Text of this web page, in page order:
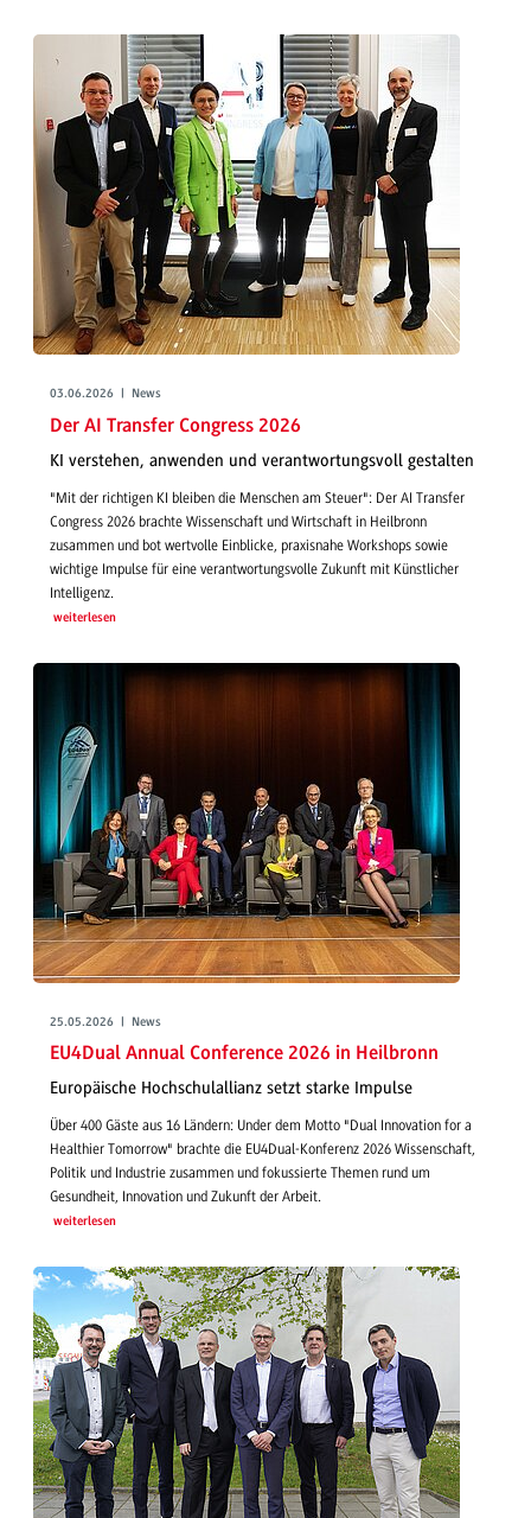
03.06.2026 | News
Der AI Transfer Congress 2026
KI verstehen, anwenden und verantwortungsvoll gestalten
"Mit der richtigen KI bleiben die Menschen am Steuer": Der AI Transfer
Congress 2026 brachte Wissenschaft und Wirtschaft in Heilbronn
zusammen und bot wertvolle Einblicke, praxisnahe Workshops sowie
wichtige Impulse für eine verantwortungsvolle Zukunft mit Künstlicher
Intelligenz.
weiterlesen
25.05.2026 | News
EU4Dual Annual Conference 2026 in Heilbronn
Europäische Hochschulallianz setzt starke Impulse
Über 400 Gäste aus 16 Ländern: Under dem Motto "Dual Innovation for a
Healthier Tomorrow" brachte die EU4Dual-Konferenz 2026 Wissenschaft,
Politik und Industrie zusammen und fokussierte Themen rund um
Gesundheit, Innovation und Zukunft der Arbeit.
weiterlesen